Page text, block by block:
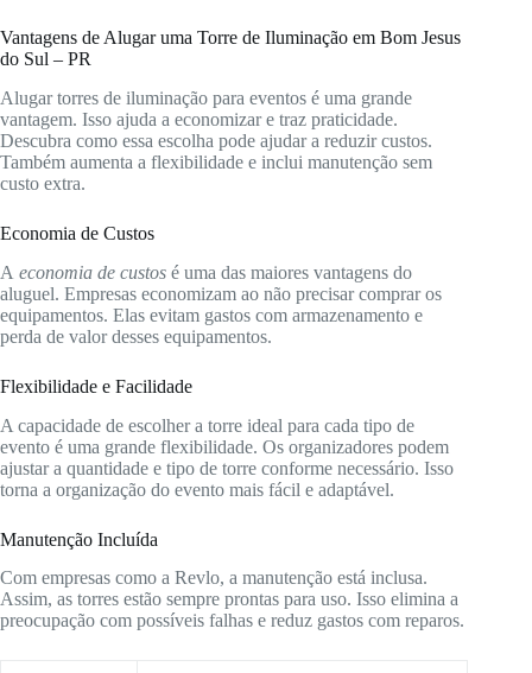
Vantagens de Alugar uma Torre de Iluminação em Bom Jesus
do Sul – PR
Alugar torres de iluminação para eventos é uma grande
vantagem. Isso ajuda a economizar e traz praticidade.
Descubra como essa escolha pode ajudar a reduzir custos.
Também aumenta a flexibilidade e inclui manutenção sem
custo extra.
Economia de Custos
A economia de custos é uma das maiores vantagens do
aluguel. Empresas economizam ao não precisar comprar os
equipamentos. Elas evitam gastos com armazenamento e
perda de valor desses equipamentos.
Flexibilidade e Facilidade
A capacidade de escolher a torre ideal para cada tipo de
evento é uma grande flexibilidade. Os organizadores podem
ajustar a quantidade e tipo de torre conforme necessário. Isso
torna a organização do evento mais fácil e adaptável.
Manutenção Incluída
Com empresas como a Revlo, a manutenção está inclusa.
Assim, as torres estão sempre prontas para uso. Isso elimina a
preocupação com possíveis falhas e reduz gastos com reparos.